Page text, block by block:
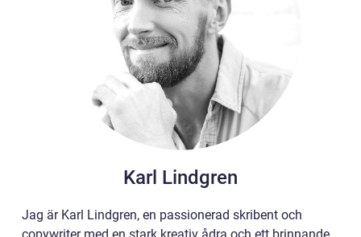
Karl Lindgren
Jag är Karl Lindgren, en passionerad skribent och